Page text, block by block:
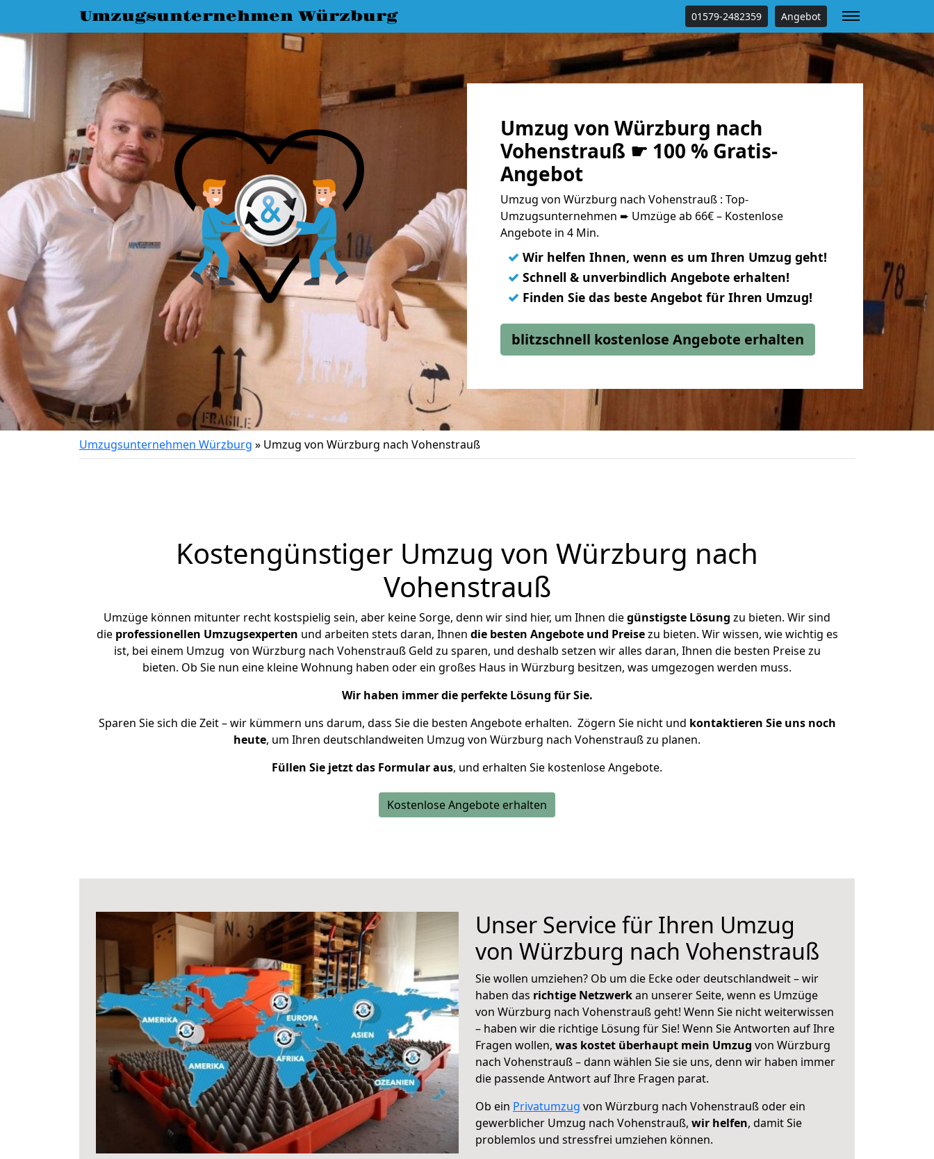
Umzugsunternehmen Würzburg 01579-2482359 Angebot
Umzug von Würzburg nach
Vohenstrauß ☛ 100 % Gratis-
Angebot
Umzug von Würzburg nach Vohenstrauß : Top-
Umzugsunternehmen ➨ Umzüge ab 66€ – Kostenlose
Angebote in 4 Min.
✓ Wir helfen Ihnen, wenn es um Ihren Umzug geht!
✓ Schnell & unverbindlich Angebote erhalten!
✓ Finden Sie das beste Angebot für Ihren Umzug!
blitzschnell kostenlose Angebote erhalten
Umzugsunternehmen Würzburg » Umzug von Würzburg nach Vohenstrauß
Kostengünstiger Umzug von Würzburg nach
Vohenstrauß
Umzüge können mitunter recht kostspielig sein, aber keine Sorge, denn wir sind hier, um Ihnen diegünstigste Lösung zu bieten. Wir sind
die professionellen Umzugsexperten und arbeiten stets daran, Ihnen die besten Angebote und Preisezu bieten. Wir wissen, wie wichtig es
ist, bei einem Umzug von Würzburg nach Vohenstrauß Geld zu sparen, und deshalb setzen wir alles daran, Ihnen die besten Preise zu
bieten. Ob Sie nun eine kleine Wohnung haben oder ein großes Haus in Würzburg besitzen, was umgezogen werden muss.
Wir haben immer die perfekte Lösung für Sie.
Sparen Sie sich die Zeit – wir kümmern uns darum, dass Sie die besten Angebote erhalten. Zögern Sie nicht und kontaktieren Sie uns noch
heute, um Ihren deutschlandweiten Umzug von Würzburg nach Vohenstrauß zu planen.
Füllen Sie jetzt das Formular aus, und erhalten Sie kostenlose Angebote.
Kostenlose Angebote erhalten
Unser Service für Ihren Umzug
von Würzburg nach Vohenstrauß
Sie wollen umziehen? Ob um die Ecke oder deutschlandweit – wir
haben das richtige Netzwerkan unserer Seite, wenn es Umzüge
von Würzburg nach Vohenstrauß geht! Wenn Sie nicht weiterwissen
– haben wir die richtige Lösung für Sie! Wenn Sie Antworten auf Ihre
Fragen wollen, was kostet überhaupt mein Umzug von Würzburg
nach Vohenstrauß – dann wählen Sie sie uns, denn wir haben immer
die passende Antwort auf Ihre Fragen parat.
Ob ein Privatumzug von Würzburg nach Vohenstrauß oder ein
gewerblicher Umzug nach Vohenstrauß, wir helfen, damit Sie
problemlos und stressfrei umziehen können.